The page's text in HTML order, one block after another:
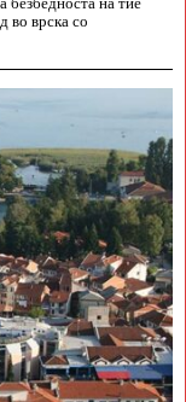
безбедноста на тие
во врска со